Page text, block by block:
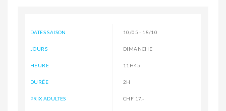
DATES SAISON 10/05 - 18/10
JOURS DIMANCHE
HEURE 11H45
DURÉE 2H
PRIX ADULTES CHF 17.-